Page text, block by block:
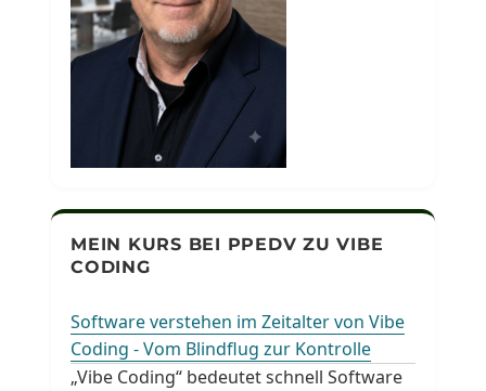
MEIN KURS BEI PPEDV ZU VIBE
CODING
Software verstehen im Zeitalter von Vibe
Coding - Vom Blindflug zur Kontrolle
„Vibe Coding“ bedeutet schnell Software